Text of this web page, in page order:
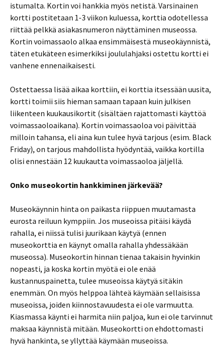
istumalta. Kortin voi hankkia myös netistä. Varsinainen
kortti postitetaan 1-3 viikon kuluessa, korttia odotellessa
riittää pelkkä asiakasnumeron näyttäminen museossa.
Kortin voimassaolo alkaa ensimmäisestä museokäynnistä,
täten etukäteen esimerkiksi joululahjaksi ostettu kortti ei
vanhene ennenaikaisesti.
Ostettaessa lisää aikaa korttiin, ei korttia itsessään uusita,
kortti toimii siis hieman samaan tapaan kuin julkisen
liikenteen kuukausikortit (sisältäen rajattomasti käyttöä
voimassaoloaikana). Kortin voimassaoloa voi päivittää
milloin tahansa, eli aina kun tulee hyvä tarjous (esim. Black
Friday), on tarjous mahdollista hyödyntää, vaikka kortilla
olisi ennestään 12 kuukautta voimassaoloa jäljellä.
Onko museokortin hankkiminen järkevää?
Museokäynnin hinta on paikasta riippuen muutamasta
eurosta reiluun kymppiin. Jos museoissa pitäisi käydä
rahalla, ei niissä tulisi juurikaan käytyä (ennen
museokorttia en käynyt omalla rahalla yhdessäkään
museossa). Museokortin hinnan tienaa takaisin hyvinkin
nopeasti, ja koska kortin myötä ei ole enää
kustannuspainetta, tulee museoissa käytyä sitäkin
enemmän. On myös helppoa lähteä käymään sellaisissa
museoissa, joiden kiinnostavuudesta ei ole varmuutta.
Kiasmassa käynti ei harmita niin paljoa, kun ei ole tarvinnut
maksaa käynnistä mitään. Museokortti on ehdottomasti
hyvä hankinta, se yllyttää käymään museoissa.